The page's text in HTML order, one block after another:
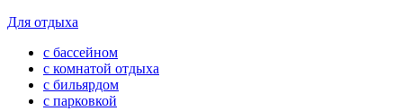
Для отдыха
с бассейном
с комнатой отдыха
с бильярдом
с парковкой